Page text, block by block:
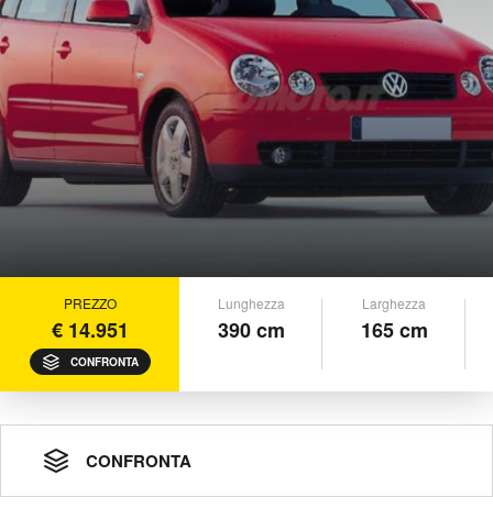
PREZZO
€ 14.951
CONFRONTA
Lunghezza
390 cm
Larghezza
165 cm
CONFRONTA